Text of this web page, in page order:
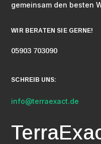
gemeinsam den besten
WIR BERATEN SIE GERNE!
05903 703090
SCHREIB UNS:
info@terraexact.de